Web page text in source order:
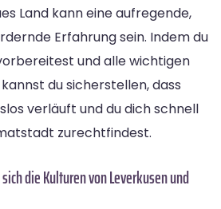
Land kann eine aufregende,
Erfahrung sein. Indem du
und alle wichtigen
du sicherstellen, dass
verläuft und du dich schnell
zurechtfindest.
die Kulturen von Leverkusen und